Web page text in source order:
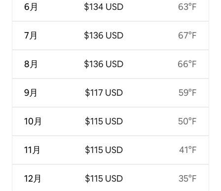
6月
7月
8月
9月
10月
11月
12月
$134 USD
$136 USD
$136 USD
$117 USD
$115 USD
$115 USD
$115 USD
63°F
67°F
66°F
59°F
50°F
41°F
35°F